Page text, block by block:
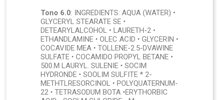
Tono 6.0: INGREDIENTS: AQUA (WATER) •
GLYCERYL STEARATE SE •
DETEARYLALCOHOL • LAURETH-2 •
ETHANDLAMINE • OLEC ACID • GLYCERIN •
COCAVIDE MEA • TOLLENE-2.5-DVAWINE
SULFATE • COCAMIDO PROPYL BETANE •
500.M LAURYL. SULENIE • SOCIM
HYDRONDE • SOOLIM SULFITE * 2-
METHTLRESORCINOL • POLYQUATERNUM-
22 • TETRASODUM BOTA •ERYTHORBIC